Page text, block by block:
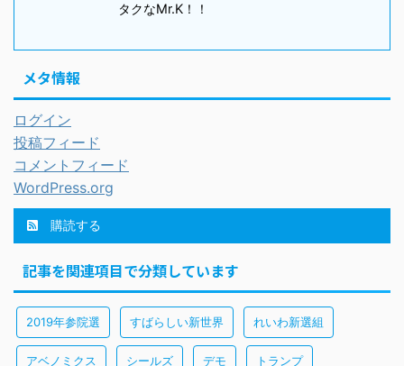
タクなMr.K！！
メタ情報
ログイン
投稿フィード
コメントフィード
WordPress.org
購読する
記事を関連項目で分類しています
2019年参院選 すばらしい新世界 れいわ新選組
アベノミクス シールズ デモ トランプ